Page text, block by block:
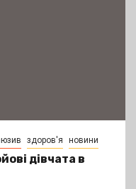
здоров'я новини
дівчата в